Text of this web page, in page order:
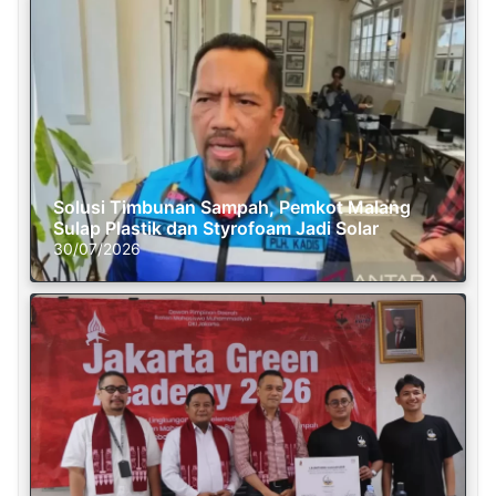
Solusi Timbunan Sampah, Pemkot Malang
Sulap Plastik dan Styrofoam Jadi Solar
30/07/2026